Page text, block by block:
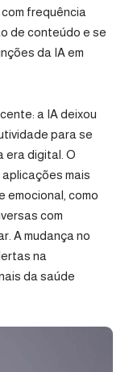
frequência
de conteúdo e se
da IA em
a IA deixou
para se
era digital. O
mais
emocional, como
com
A mudança no
na
da saúde